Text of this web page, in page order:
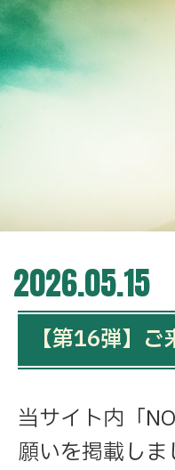
2026.05.15
【第16弾】
当サイト内「
願いを掲載しま